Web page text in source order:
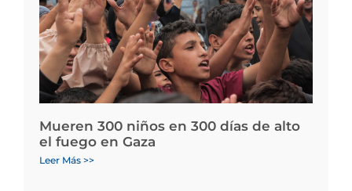
Mueren 300 niños en 300 días de alto
el fuego en Gaza
Leer Más >>